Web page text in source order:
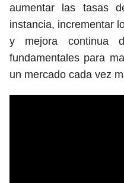
aumentar las tasas
instancia, incrementar
y mejora continua
fundamentales para
un mercado cada vez